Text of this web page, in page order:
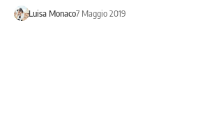
Luisa Monaco7 Maggio 2019